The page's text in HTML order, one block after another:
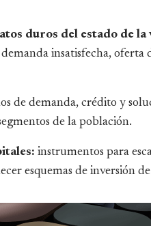
duros del estado de
insatisfecha, oferta
de demanda, crédito y
de la población.
instrumentos para
esquemas de inversión